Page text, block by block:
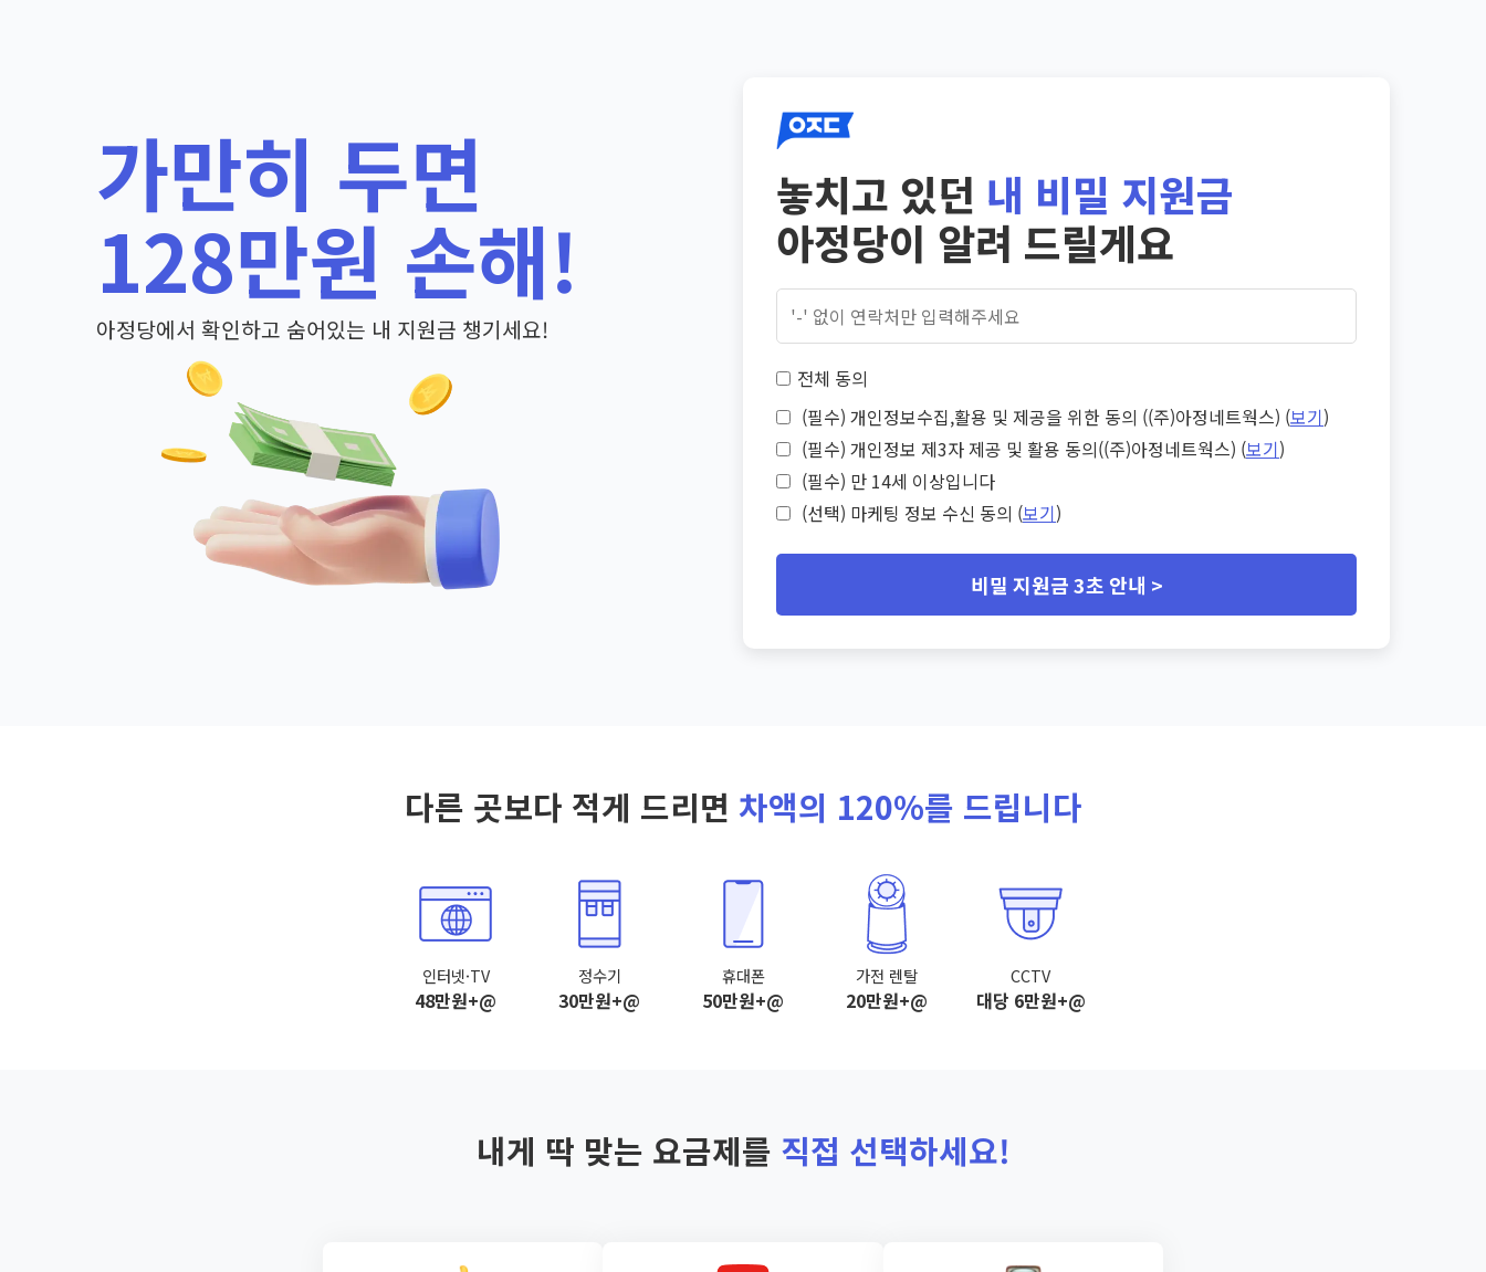
가만히 두면
128만원 손해!
아정당에서 확인하고 숨어있는 내 지원금 챙기세요!
놓치고 있던 내 비밀 지원금
아정당이 알려 드릴게요
전체 동의
(필수) 개인정보수집,활용 및 제공을 위한 동의 ((주)아정네트웍스) (보기)
(필수) 개인정보 제3자 제공 및 활용 동의((주)아정네트웍스) (보기)
(필수) 만 14세 이상입니다
(선택) 마케팅 정보 수신 동의 (보기)
비밀 지원금 3초 안내 >
다른 곳보다 적게 드리면 차액의 120%를 드립니다
인터넷·TV
48만원+@
정수기
30만원+@
휴대폰
50만원+@
가전 렌탈
20만원+@
CCTV
대당 6만원+@
내게 딱 맞는 요금제를 직접 선택하세요!